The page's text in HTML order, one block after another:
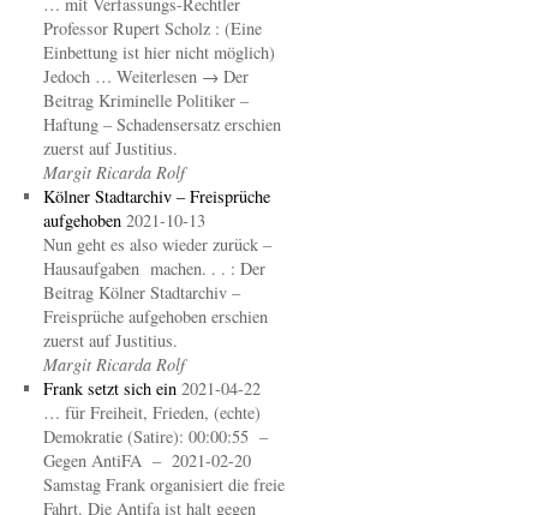
Professor Rupert Scholz : (Eine
Einbettung ist hier nicht möglich)
Jedoch … Weiterlesen → Der
Beitrag Kriminelle Politiker –
Haftung – Schadensersatz erschien
zuerst auf Justitius.
Margit Ricarda Rolf
Kölner Stadtarchiv – Freisprüche
aufgehoben 2021-10-13
Nun geht es also wieder zurück –
Hausaufgaben machen. . . : Der
Beitrag Kölner Stadtarchiv –
Freisprüche aufgehoben erschien
zuerst auf Justitius.
Margit Ricarda Rolf
Frank setzt sich ein 2021-04-22
… für Freiheit, Frieden, (echte)
Demokratie (Satire): 00:00:55 –
Gegen AntiFA – 2021-02-20
Samstag Frank organisiert die freie
Fahrt. Die Antifa ist halt gegen